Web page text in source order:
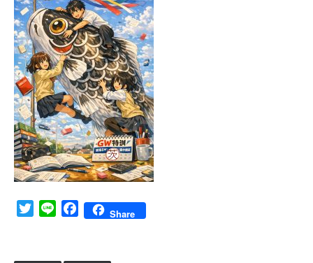
TwitterLine FacebookShare